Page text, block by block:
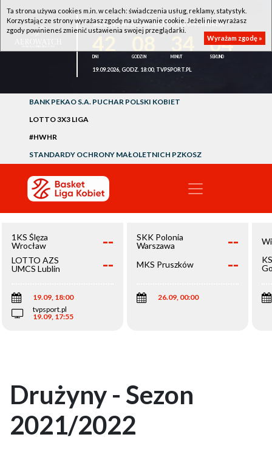
1KS ŚLĘZA WROCŁAW - LOTTO AZS UMCS LUBLIN
03
19.09.2026, GODZ. 18:00, TVPSPORT.PL
BANK PEKAO S.A. PUCHAR POLSKI KOBIET
LOTTO 3X3 LIGA
#HWHR
STANDARDY OCHRONY MAŁOLETNICH PZKOSZ
1KS Ślęza
Wrocław
--
LOTTO AZS
UMCS Lublin
--
19.09, 18:00
tvpsport.pl
19.09, 17:55
SKK Polonia
Warszawa
--
MKS Pruszków --
26.09, 00:00
Drużyny - Sezon
2021/2022
Ta strona używa cookies m.in. w celach: świadczenia usług, reklamy, statystyk.
Korzystając ze strony wyrażasz zgodę na używanie cookie. Jeżeli nie wyrażasz
zgody powinieneś zmienić ustawienia swojej przeglądarki.
Wyrażam zgodę »